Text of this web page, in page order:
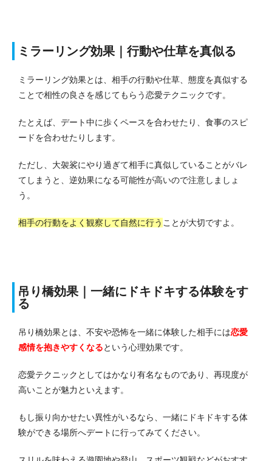
ミラーリング効果｜行動や仕草を真似る
ミラーリング効果とは、相手の行動や仕草、態度を真似する
ことで相性の良さを感じてもらう恋愛テクニックです。
たとえば、デート中に歩くペースを合わせたり、食事のスピ
ードを合わせたりします。
ただし、大袈裟にやり過ぎて相手に真似していることがバレ
てしまうと、逆効果になる可能性が高いので注意しましょ
う。
相手の行動をよく観察して自然に行う ことが大切ですよ。
吊り橋効果｜一緒にドキドキする体験をす
る
吊り橋効果とは、不安や恐怖を一緒に体験した相手には恋愛
感情を抱きやすくなるという心理効果です。
恋愛テクニックとしてはかなり有名なものであり、再現度が
高いことが魅力といえます。
もし振り向かせたい異性がいるなら、一緒にドキドキする体
験ができる場所へデートに行ってみてください。